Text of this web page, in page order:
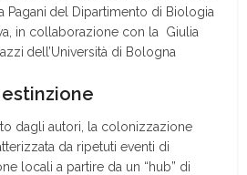
Pagani del Dipartimento di Biologia
in collaborazione con la Giulia
dell’Università di Bologna
dagli autori, la colonizzazione
da ripetuti eventi di
locali a partire da un “hub” di